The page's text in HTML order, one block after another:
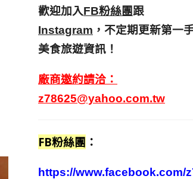
歡迎加入FB粉絲團跟
Instagram ，不定期更新第一
美食旅遊資訊！
廠商邀約請洽：
z78625@yahoo.com.tw
FB粉絲團 ：
https://www.facebook.com/